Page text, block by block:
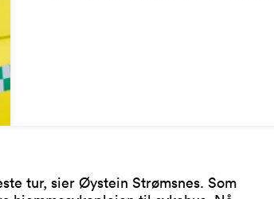
tur, sier Øystein Strømsnes. Som